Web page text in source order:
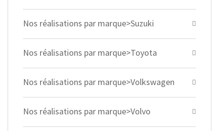
Nos réalisations par marque>Suzuki
Nos réalisations par marque>Toyota
Nos réalisations par marque>Volkswagen
Nos réalisations par marque>Volvo